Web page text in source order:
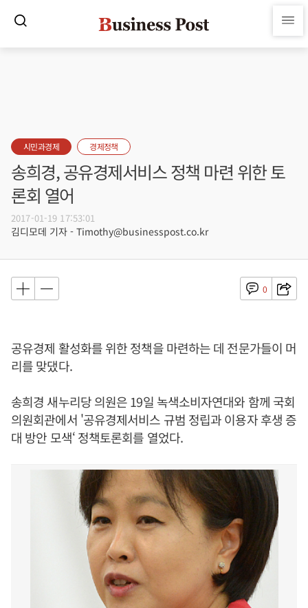
시민과경제 경제정책
송희경, 공유경제서비스 정책 마련 위한 토
론회 열어
2017-01-19 17:53:01
김디모데 기자 - Timothy@businesspost.co.kr
0
공유경제 활성화를 위한 정책을 마련하는 데 전문가들이 머
리를 맞댔다.
송희경 새누리당 의원은 19일 녹색소비자연대와 함께 국회
의원회관에서 '공유경제서비스 규범 정립과 이용자 후생 증
대 방안 모색‘ 정책토론회를 열었다.